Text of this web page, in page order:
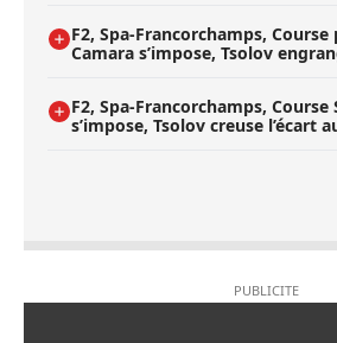
F2, Spa-Francorchamps,
Camara s’impose, Tsolov
F2, Spa-Francorchamps,
s’impose, Tsolov creuse l’écart